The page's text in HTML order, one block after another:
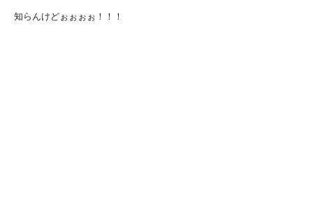
知らんけどぉぉぉぉ！！！